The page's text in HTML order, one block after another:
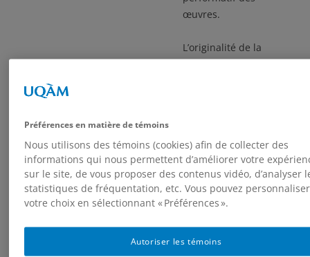
œuvres.
L’originalité de la
recherche menée au
les réalisations
plastiques et les
concepts qui les sous-
tendent qu’aux
disciplinaires
interrogés ou encore
Préférences en matière de témoins
Nous utilisons des témoins (cookies) afin de collecter des
informations qui nous permettent d’améliorer votre
sur le site, de vous proposer des contenus vidéo, d’analyser
statistiques de fréquentation, etc. Vous pouvez personnaliser
votre choix en sélectionnant « Préférences ».
Autoriser les témoins